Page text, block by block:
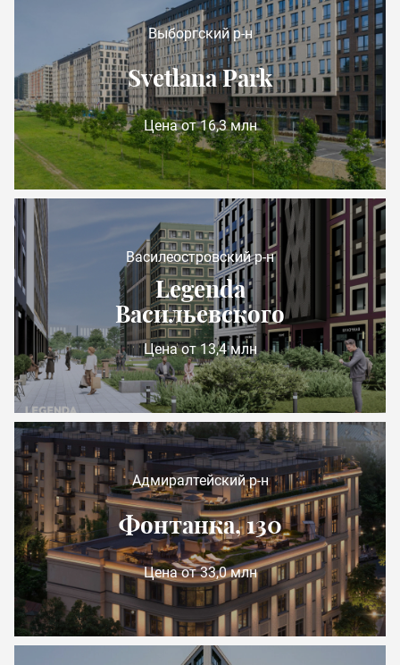
Выборгский р-н
Svetlana Park
Цена от 16,3 млн
Василеостровский р-н
Legenda
Васильевского
Цена от 13,4 млн
Адмиралтейский р-н
Фонтанка, 130
Цена от 33,0 млн